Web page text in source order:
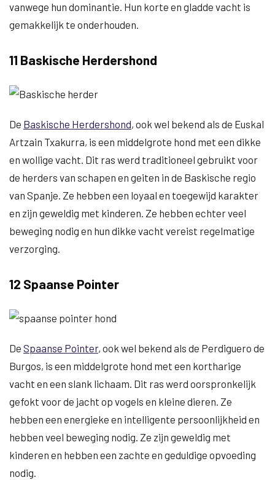
vanwege hun dominantie. Hun korte en gladde vacht is
gemakkelijk te onderhouden.
11 Baskische Herdershond
De Baskische Herdershond, ook wel bekend als de Euskal
Artzain Txakurra, is een middelgrote hond met een dikke
en wollige vacht. Dit ras werd traditioneel gebruikt voor
de herders van schapen en geiten in de Baskische regio
van Spanje. Ze hebben een loyaal en toegewijd karakter
en zijn geweldig met kinderen. Ze hebben echter veel
beweging nodig en hun dikke vacht vereist regelmatige
verzorging.
12 Spaanse Pointer
De Spaanse Pointer, ook wel bekend als de Perdiguero de
Burgos, is een middelgrote hond met een kortharige
vacht en een slank lichaam. Dit ras werd oorspronkelijk
gefokt voor de jacht op vogels en kleine dieren. Ze
hebben een energieke en intelligente persoonlijkheid en
hebben veel beweging nodig. Ze zijn geweldig met
kinderen en hebben een zachte en geduldige opvoeding
nodig.